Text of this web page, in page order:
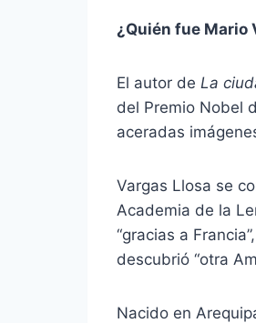
¿Quién fue Mario
El autor de La
del Premio Nobel
aceradas
Vargas Llosa se
Academia de la
“gracias a
descubrió “otra
Nacido en